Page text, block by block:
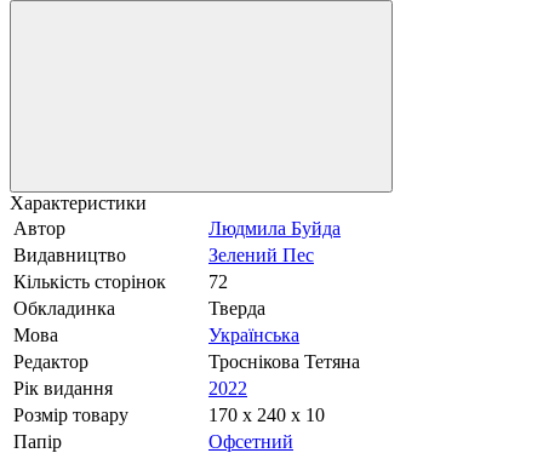
Характеристики
Автор
Людмила Буйда
Видавництво
Зелений Пес
Кількість сторінок
72
Обкладинка
Тверда
Мова
Українська
Редактор
Троснікова Тетяна
Рік видання
2022
Розмір товару
170 х 240 х 10
Папір
Офсетний